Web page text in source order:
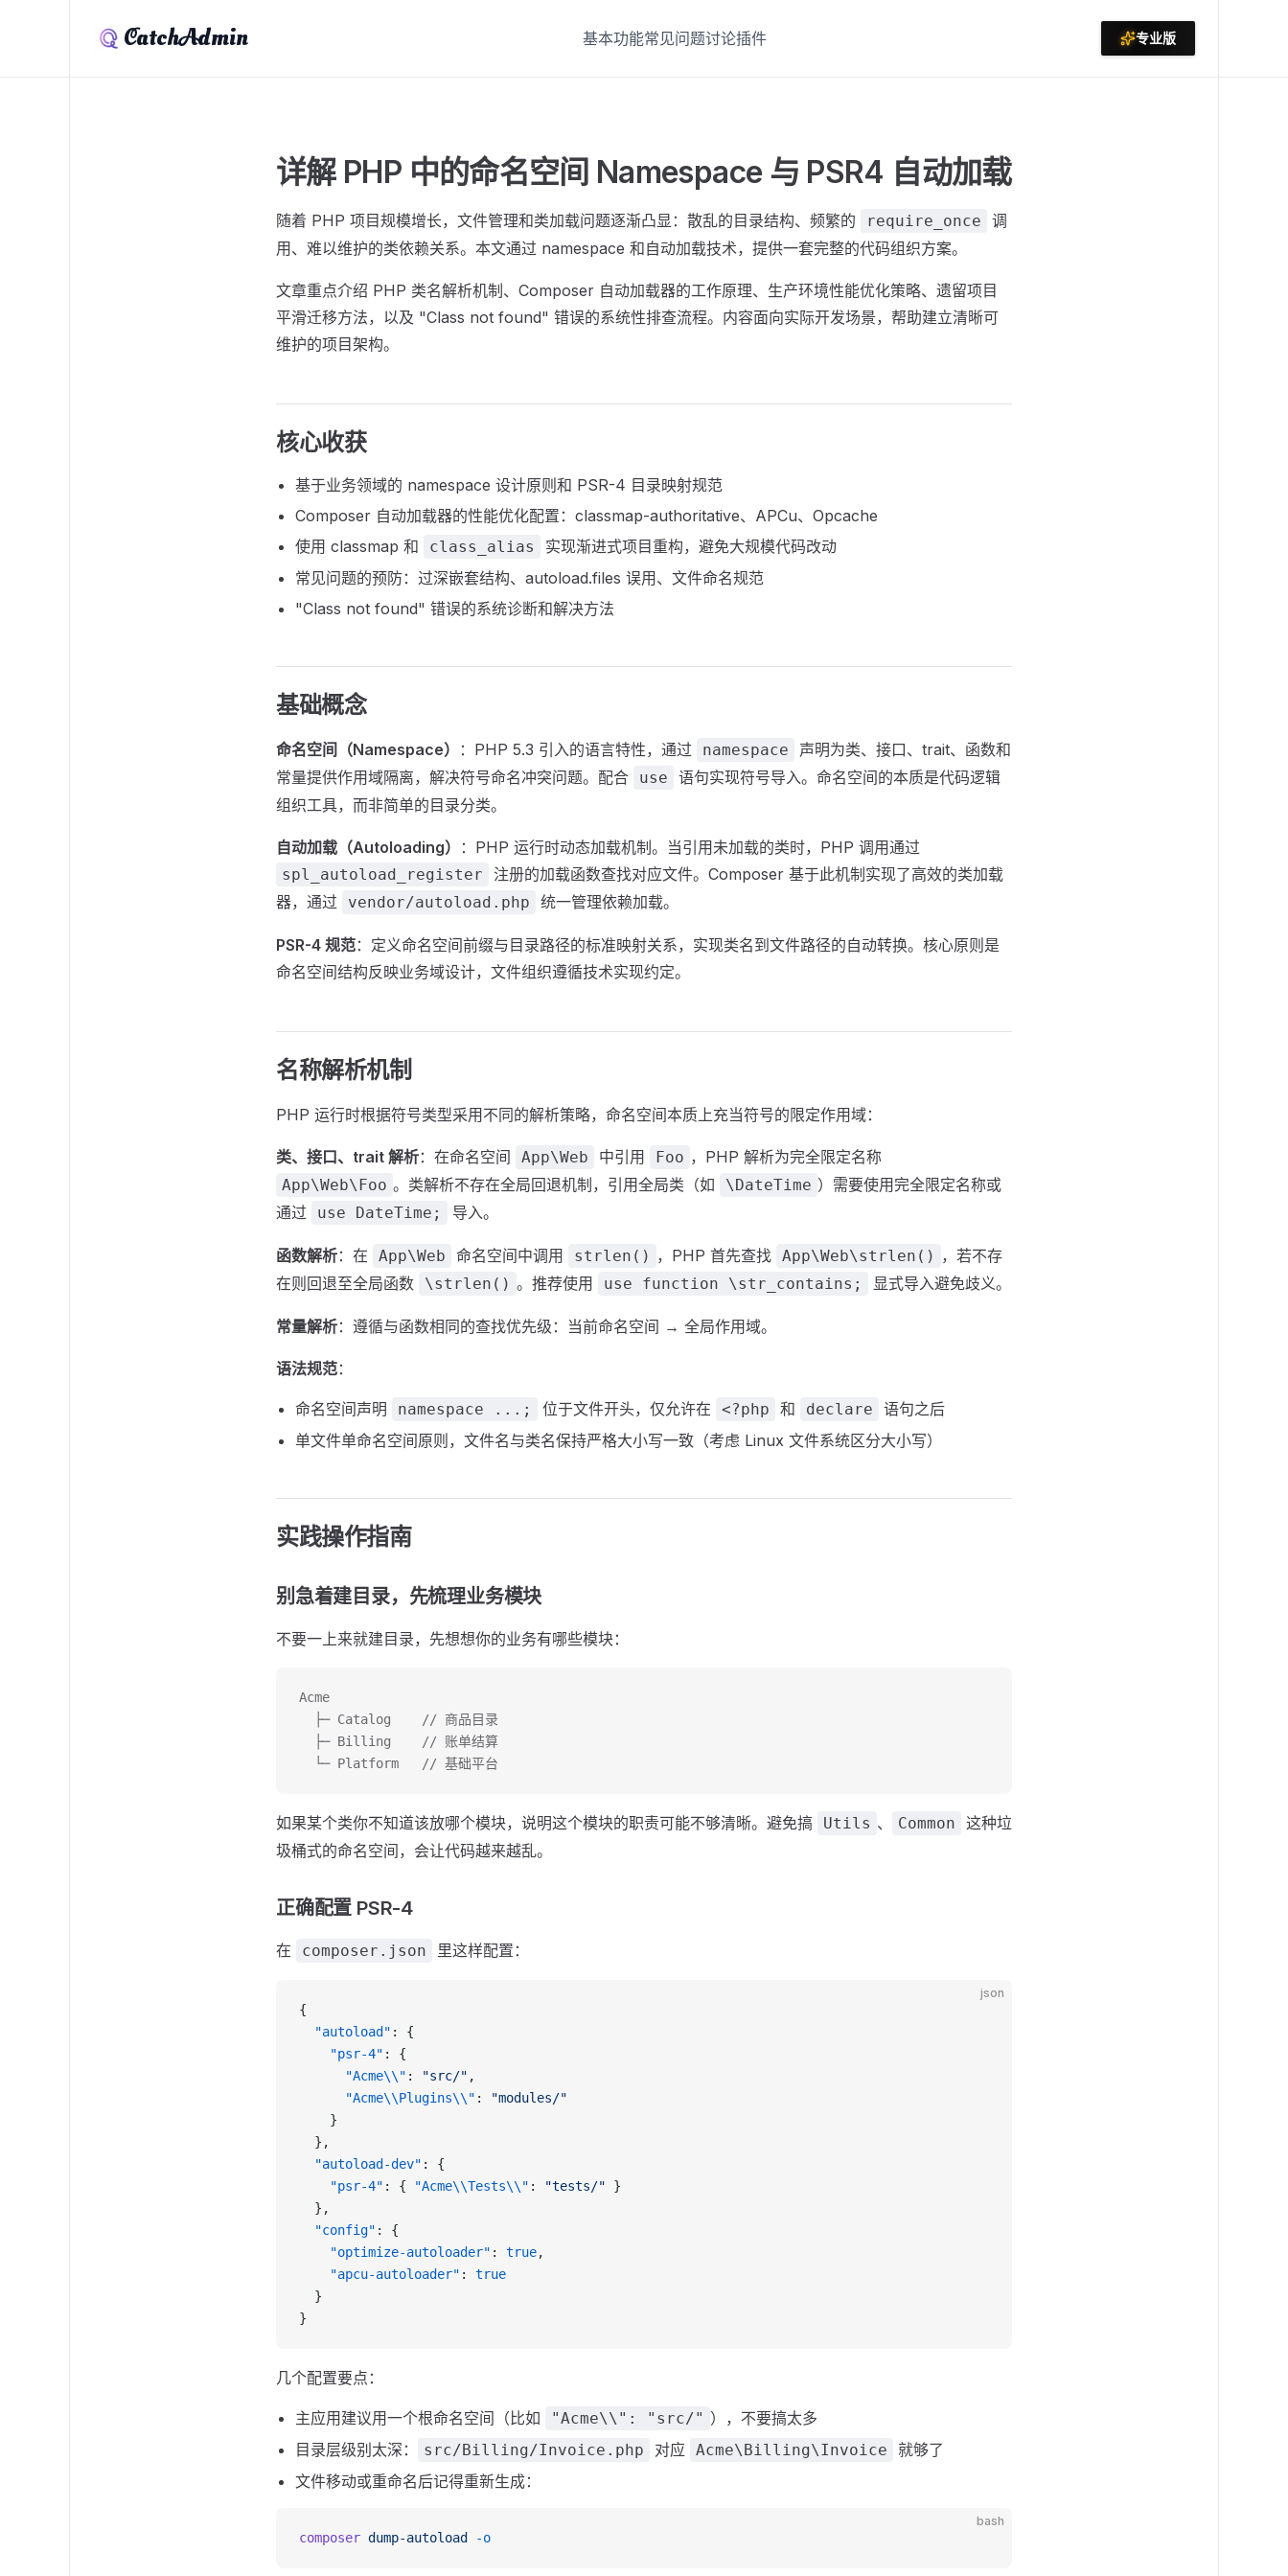
CatchAdmin 基本功能常见问题讨论插件 专业版
详解 PHP 中的命名空间 Namespace 与 PSR4 自动加载
随着 PHP 项目规模增长，文件管理和类加载问题逐渐凸显：散乱的目录结构、频繁的 require_once
调
用、难以维护的类依赖关系。本文通过 namespace 和自动加载技术，提供一套完整的代码组织方案。
文章重点介绍 PHP 类名解析机制、Composer 自动加载器的工作原理、生产环境性能优化策略、遗留项目
平滑迁移方法，以及 "Class not found" 错误的系统性排查流程。内容面向实际开发场景，帮助建立清晰可
维护的项目架构。
核心收获
基于业务领域的 namespace 设计原则和 PSR-4 目录映射规范
Composer 自动加载器的性能优化配置：classmap-authoritative、APCu、Opcache
使用 classmap 和
class_alias
实现渐进式项目重构，避免大规模代码改动
常见问题的预防：过深嵌套结构、autoload.files 误用、文件命名规范
"Class not found" 错误的系统诊断和解决方法
基础概念
命名空间（Namespace） ：PHP 5.3 引入的语言特性，通过 namespace
声明为类、接口、trait、函数和
常量提供作用域隔离，解决符号命名冲突问题。配合
use
语句实现符号导入。命名空间的本质是代码逻辑
组织工具，而非简单的目录分类。
自动加载（Autoloading） ：PHP 运行时动态加载机制。当引用未加载的类时，PHP 调用通过
spl_autoload_register
注册的加载函数查找对应文件。Composer 基于此机制实现了高效的类加载
器，通过
vendor/autoload.php 统一管理依赖加载。
PSR-4 规范：定义命名空间前缀与目录路径的标准映射关系，实现类名到文件路径的自动转换。核心原则是
命名空间结构反映业务域设计，文件组织遵循技术实现约定。
名称解析机制
PHP 运行时根据符号类型采用不同的解析策略，命名空间本质上充当符号的限定作用域：
类、接口、trait 解析：在命名空间 App\Web 中引用 Foo ，PHP 解析为完全限定名称
App\Web\Foo 。类解析不存在全局回退机制，引用全局类（如 \DateTime ）需要使用完全限定名称或
通过
use DateTime; 导入。
函数解析：在 App\Web 命名空间中调用 strlen() ，PHP 首先查找 App\Web\strlen() ，若不存
在则回退至全局函数
\strlen() 。推荐使用 use function \str_contains; 显式导入避免歧义。
常量解析：遵循与函数相同的查找优先级：当前命名空间 → 全局作用域。
语法规范：
命名空间声明 namespace ...; 位于文件开头，仅允许在 <?php 和 declare
语句之后
单文件单命名空间原则，文件名与类名保持严格大小写一致（考虑 Linux 文件系统区分大小写）
实践操作指南
别急着建目录，先梳理业务模块
不要一上来就建目录，先想想你的业务有哪些模块：
Acme
  ├─ Catalog    // 商品目录
  ├─ Billing    // 账单结算
  └─ Platform   // 基础平台
如果某个类你不知道该放哪个模块，说明这个模块的职责可能不够清晰。避免搞 Utils 、 Common
这种垃
圾桶式的命名空间，会让代码越来越乱。
正确配置 PSR-4
在 composer.json 里这样配置：
json
{
  "autoload"
: {
    "psr-4"
: {
      "Acme\\"
: "src/" ,
      "Acme\\Plugins\\"
:
"modules/"
    }
  },
  "autoload-dev"
: {
    "psr-4"
: { "Acme\\Tests\\" : "tests/" }
  },
  "config"
: {
    "optimize-autoloader"
: true,
    "apcu-autoloader"
: true
  }
}
几个配置要点：
主应用建议用一个根命名空间（比如 "Acme\\": "src/" ），不要搞太多
目录层级别太深：
src/Billing/Invoice.php 对应 Acme\Billing\Invoice
就够了
文件移动或重命名后记得重新生成：
bash
composer dump-autoload -o